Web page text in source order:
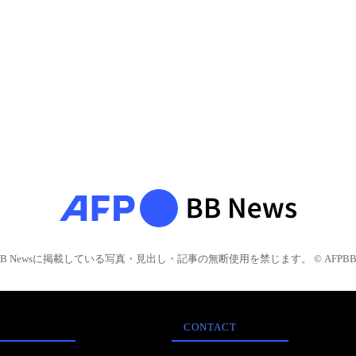
Newsに掲載している写真・見出し・記事の無断使用を禁じます。 © AFPBB
CONTACT